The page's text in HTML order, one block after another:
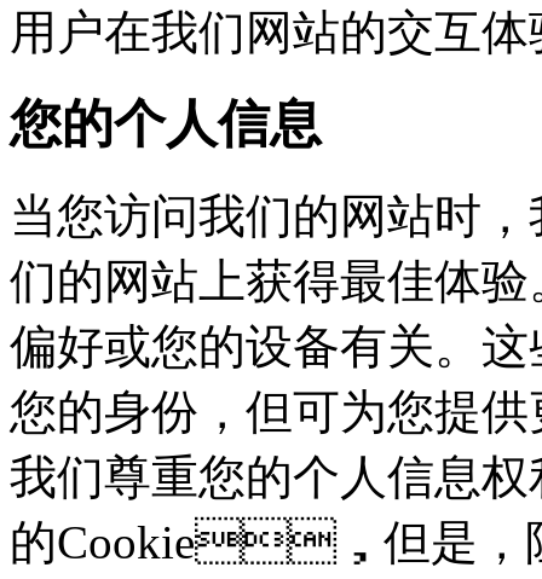
用户在我们网站的交互体
您的个人信息
当您访问我们的网站时
们的网站上获得最佳体验
偏好或您的设备有关。
您的身份，但可为您
我们尊重您的个人信息权
的Cookie，但是